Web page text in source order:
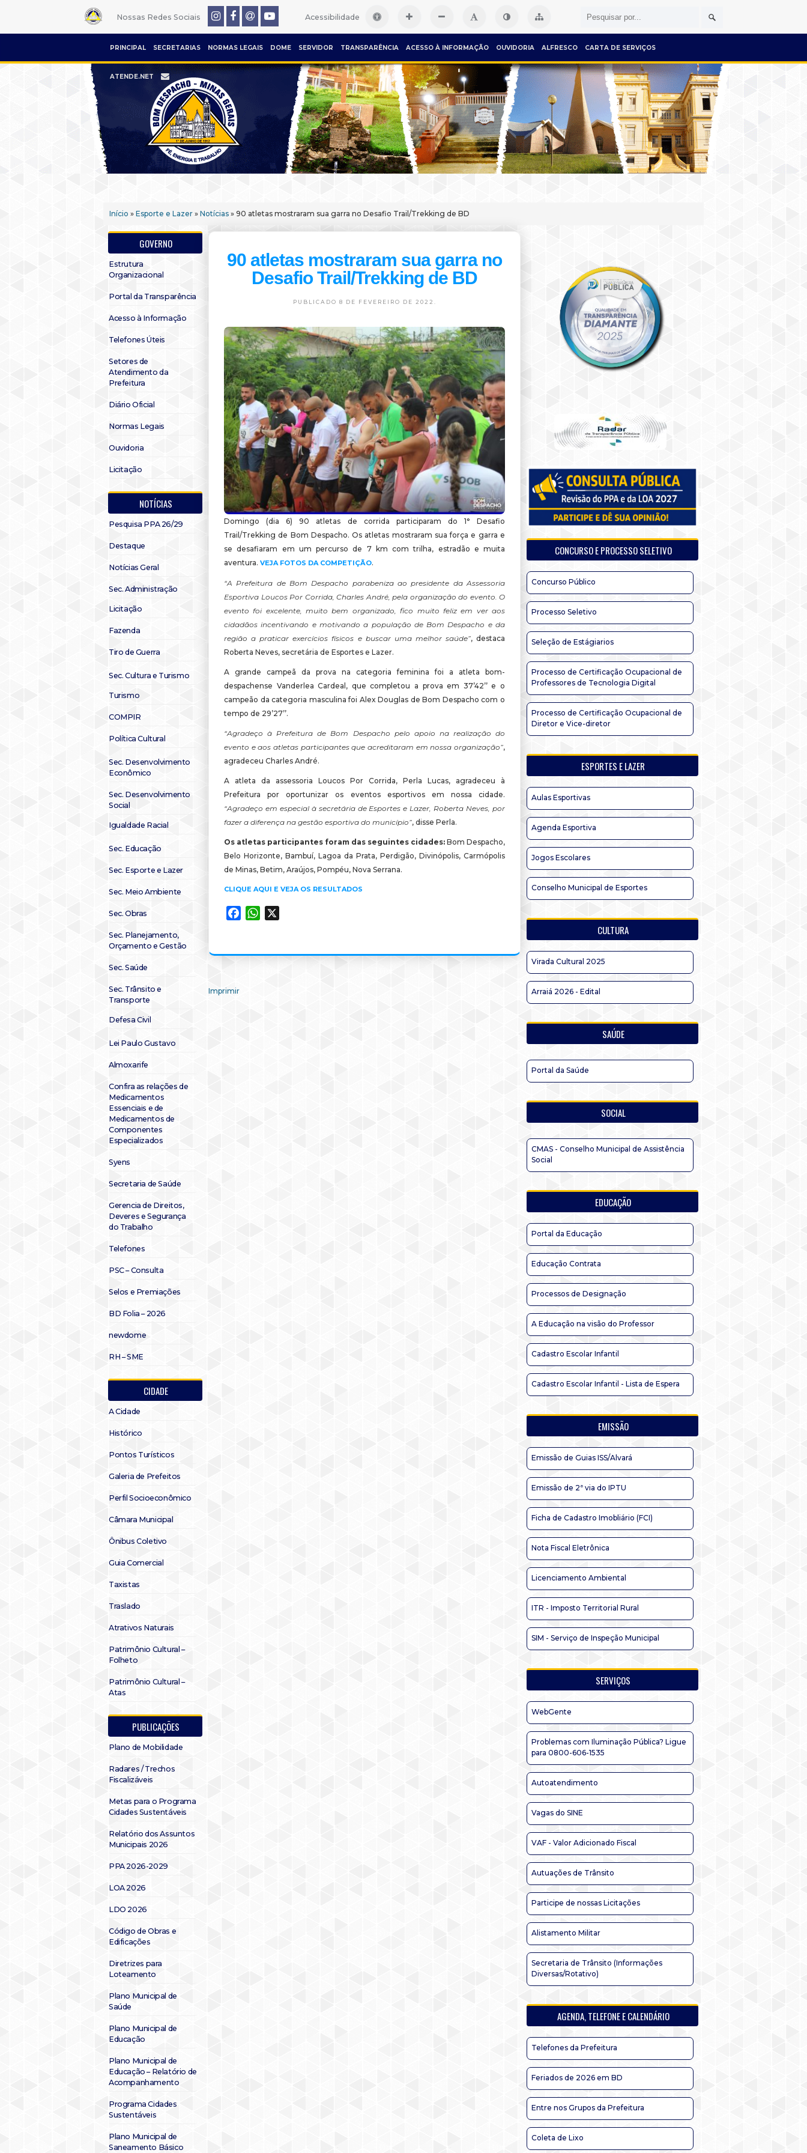
Nossas Redes Sociais Acessibilidade
PRINCIPAL SECRETARIAS NORMAS LEGAIS DOME SERVIDOR TRANSPARÊNCIA ACESSO À INFORMAÇÃO OUVIDORIA ALFRESCO CARTA DE SERVIÇOS
ATENDE.NET
Início » Esporte e Lazer » Notícias » 90 atletas mostraram sua garra no Desafio Trail/Trekking de BD
GOVERNO
Estrutura
Organizacional
Portal da Transparência
Acesso à Informação
Telefones Úteis
Setores de
Atendimento da
Prefeitura
Diário Oficial
Normas Legais
Ouvidoria
Licitação
NOTÍCIAS
Pesquisa PPA 26/29
Destaque
Notícias Geral
Sec. Administração
Licitação
Fazenda
Tiro de Guerra
Sec. Cultura e Turismo
Turismo
COMPIR
Política Cultural
Sec. Desenvolvimento
Econômico
Sec. Desenvolvimento
Social
Igualdade Racial
Sec. Educação
Sec. Esporte e Lazer
Sec. Meio Ambiente
Sec. Obras
Sec. Planejamento,
Orçamento e Gestão
Sec. Saúde
Sec. Trânsito e
Transporte
Defesa Civil
Lei Paulo Gustavo
Almoxarife
Confira as relações de
Medicamentos
Essenciais e de
Medicamentos de
Componentes
Especializados
Syens
Secretaria de Saúde
Gerencia de Direitos,
Deveres e Segurança
do Trabalho
Telefones
PSC – Consulta
Selos e Premiações
BD Folia – 2026
newdome
RH – SME
CIDADE
A Cidade
Histórico
Pontos Turísticos
Galeria de Prefeitos
Perfil Socioeconômico
Câmara Municipal
Ônibus Coletivo
Guia Comercial
Taxistas
Traslado
Atrativos Naturais
Patrimônio Cultural –
Folheto
Patrimônio Cultural –
Atas
PUBLICAÇÕES
Plano de Mobilidade
Radares / Trechos
Fiscalizáveis
Metas para o Programa
Cidades Sustentáveis
Relatório dos Assuntos
Municipais 2026
PPA 2026-2029
LOA 2026
LDO 2026
Código de Obras e
Edificações
Diretrizes para
Loteamento
Plano Municipal de
Saúde
Plano Municipal de
Educação
Plano Municipal de
Educação – Relatório de
Acompanhamento
Programa Cidades
Sustentáveis
Plano Municipal de
Saneamento Básico
90 atletas mostraram sua garra no
Desafio Trail/Trekking de BD
PUBLICADO 8 DE FEVEREIRO DE 2022.
Domingo (dia 6) 90 atletas de corrida participaram do 1° Desafio
Trail/Trekking de Bom Despacho. Os atletas mostraram sua força e garra e
se desafiaram em um percurso de 7 km com trilha, estradão e muita
aventura. VEJA FOTOS DA COMPETIÇÃO.
“A Prefeitura de Bom Despacho parabeniza ao presidente da Assessoria
Esportiva Loucos Por Corrida, Charles André, pela organização do evento. O
evento foi excelente, muito bem organizado, fico muito feliz em ver aos
cidadãos incentivando e motivando a população de Bom Despacho e da
região a praticar exercícios físicos e buscar uma melhor saúde”, destaca
Roberta Neves, secretária de Esportes e Lazer.
A grande campeã da prova na categoria feminina foi a atleta bom-
despachense Vanderlea Cardeal, que completou a prova em 37’42’’ e o
campeão da categoria masculina foi Alex Douglas de Bom Despacho com o
tempo de 29’27’’.
“Agradeço à Prefeitura de Bom Despacho pelo apoio na realização do
evento e aos atletas participantes que acreditaram em nossa organização”,
agradeceu Charles André.
A atleta da assessoria Loucos Por Corrida, Perla Lucas, agradeceu à
Prefeitura por oportunizar os eventos esportivos em nossa cidade.
“Agradeço em especial à secretária de Esportes e Lazer, Roberta Neves, por
fazer a diferença na gestão esportiva do município”, disse Perla.
Os atletas participantes foram das seguintes cidades: Bom Despacho,
Belo Horizonte, Bambuí, Lagoa da Prata, Perdigão, Divinópolis, Carmópolis
de Minas, Betim, Araújos, Pompéu, Nova Serrana.
CLIQUE AQUI E VEJA OS RESULTADOS
FacebookWhatsApp
Imprimir
CONCURSO E PROCESSO SELETIVO
Concurso Público
Processo Seletivo
Seleção de Estágiarios
Processo de Certificação Ocupacional de
Professores de Tecnologia Digital
Processo de Certificação Ocupacional de
Diretor e Vice-diretor
ESPORTES E LAZER
Aulas Esportivas
Agenda Esportiva
Jogos Escolares
Conselho Municipal de Esportes
CULTURA
Virada Cultural 2025
Arraiá 2026 - Edital
SAÚDE
Portal da Saúde
SOCIAL
CMAS - Conselho Municipal de Assistência
Social
EDUCAÇÃO
Portal da Educação
Educação Contrata
Processos de Designação
A Educação na visão do Professor
Cadastro Escolar Infantil
Cadastro Escolar Infantil - Lista de Espera
EMISSÃO
Emissão de Guias ISS/Alvará
Emissão de 2ª via do IPTU
Ficha de Cadastro Imobliário (FCI)
Nota Fiscal Eletrônica
Licenciamento Ambiental
ITR - Imposto Territorial Rural
SIM - Serviço de Inspeção Municipal
SERVIÇOS
WebGente
Problemas com Iluminação Pública? Ligue
para 0800-606-1535
Autoatendimento
Vagas do SINE
VAF - Valor Adicionado Fiscal
Autuações de Trânsito
Participe de nossas Licitações
Alistamento Militar
Secretaria de Trânsito (Informações
Diversas/Rotativo)
AGENDA, TELEFONE E CALENDÁRIO
Telefones da Prefeitura
Feriados de 2026 em BD
Entre nos Grupos da Prefeitura
Coleta de Lixo